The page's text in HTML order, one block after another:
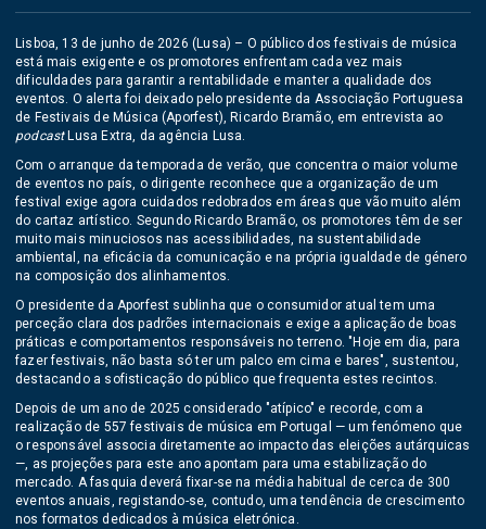
Lisboa, 13 de junho de 2026 (Lusa) – O público dos festivais de música
está mais exigente e os promotores enfrentam cada vez mais
dificuldades para garantir a rentabilidade e manter a qualidade dos
eventos. O alerta foi deixado pelo presidente da Associação Portuguesa
de Festivais de Música (Aporfest), Ricardo Bramão, em entrevista ao
podcastLusa Extra, da agência Lusa.
Com o arranque da temporada de verão, que concentra o maior volume
de eventos no país, o dirigente reconhece que a organização de um
festival exige agora cuidados redobrados em áreas que vão muito além
do cartaz artístico. Segundo Ricardo Bramão, os promotores têm de ser
muito mais minuciosos nas acessibilidades, na sustentabilidade
ambiental, na eficácia da comunicação e na própria igualdade de género
na composição dos alinhamentos.
O presidente da Aporfest sublinha que o consumidor atual tem uma
perceção clara dos padrões internacionais e exige a aplicação de boas
práticas e comportamentos responsáveis no terreno. "Hoje em dia, para
fazer festivais, não basta só ter um palco em cima e bares", sustentou,
destacando a sofisticação do público que frequenta estes recintos.
Depois de um ano de 2025 considerado "atípico" e recorde, com a
realização de 557 festivais de música em Portugal — um fenómeno que
o responsável associa diretamente ao impacto das eleições autárquicas
—, as projeções para este ano apontam para uma estabilização do
mercado. A fasquia deverá fixar-se na média habitual de cerca de 300
eventos anuais, registando-se, contudo, uma tendência de crescimento
nos formatos dedicados à música eletrónica.